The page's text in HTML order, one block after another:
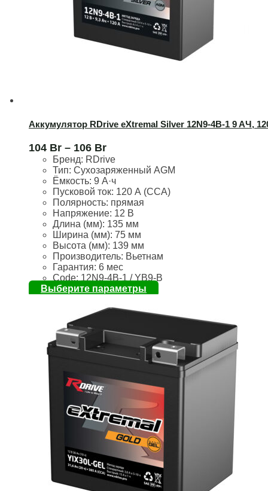
Аккумулятор RDrive eXtremal Silver 12N9-4B-1 9 AЧ,
104 Br – 106 Br
Бренд: RDrive
Тип: Сухозаряженный AGM
Ёмкость: 9 А·ч
Пусковой ток: 120 А (CCA)
Полярность: прямая
Напряжение: 12 В
Длина (мм): 135 мм
Ширина (мм): 75 мм
Высота (мм): 139 мм
Производитель: Вьетнам
Гарантия: 6 мес
Code: 12N9-4B-1 / YB9-B
Выберите параметры